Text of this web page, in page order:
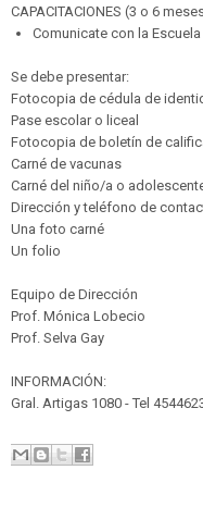
CAPACITACIONES (3 o 6
Comunicate con la
Se debe presentar:
Fotocopia de cédula de
Pase escolar o liceal
Fotocopia de boletín de
Carné de vacunas
Carné del niño/a o
Dirección y teléfono de
Una foto carné
Un folio
Equipo de Dirección
Prof. Mónica Lobecio
Prof. Selva Gay
INFORMACIÓN:
Gral. Artigas 1080 - Tel